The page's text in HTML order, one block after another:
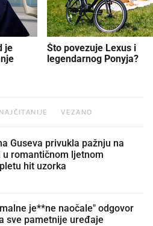
Što povezuje Lexus i
legendarnog Ponyja?
NAJČITANIJE VEZANO
Guseva privukla pažnju na
u romantičnom ljetnom
hit uzorka
je**ne naočale" odgovor
sve pametnije uređaje